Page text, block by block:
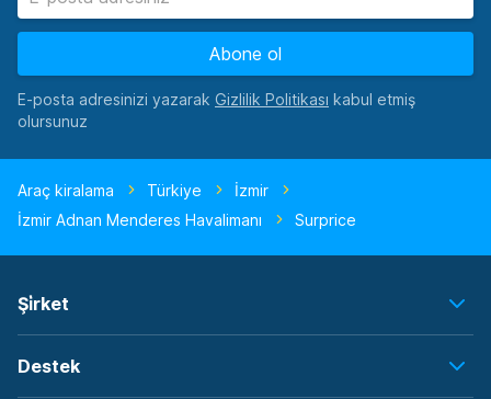
Abone ol
E-posta adresinizi yazarak
kabul etmiş
olursunuz
Araç kiralama Türkiye
İzmir
İzmir Adnan Menderes Havalimanı
Surprice
Şi̇rket
Destek